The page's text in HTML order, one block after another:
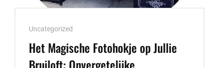
Cat
Links
Uncategorized
Het Magische Fotohokje op Jullie
Bruiloft: Onvergetelijke